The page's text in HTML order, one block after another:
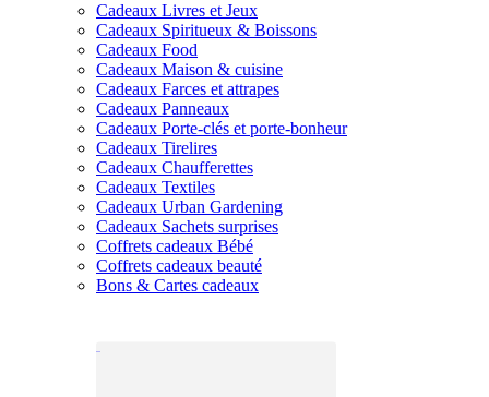
Cadeaux Livres et Jeux
Cadeaux Spiritueux & Boissons
Cadeaux Food
Cadeaux Maison & cuisine
Cadeaux Farces et attrapes
Cadeaux Panneaux
Cadeaux Porte-clés et porte-bonheur
Cadeaux Tirelires
Cadeaux Chaufferettes
Cadeaux Textiles
Cadeaux Urban Gardening
Cadeaux Sachets surprises
Coffrets cadeaux Bébé
Coffrets cadeaux beauté
Bons & Cartes cadeaux